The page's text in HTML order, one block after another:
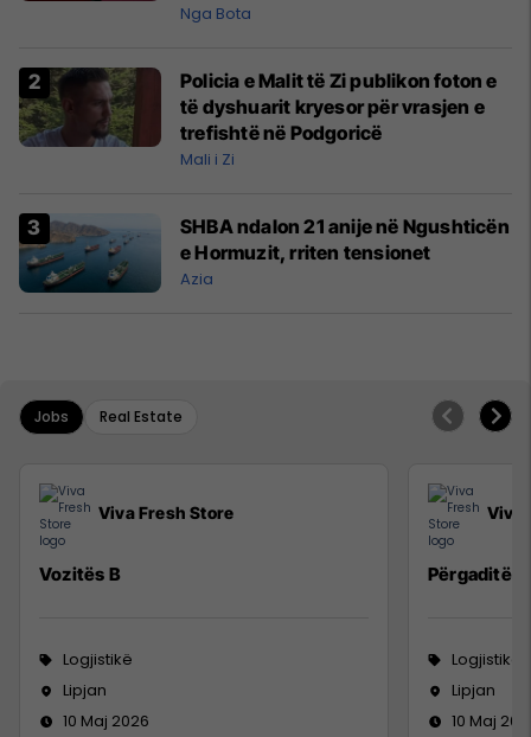
Nga Bota
Policia e Malit të Zi publikon foton e
të dyshuarit kryesor për vrasjen e
trefishtë në Podgoricë
Mali i Zi
SHBA ndalon 21 anije në Ngushticën
e Hormuzit, rriten tensionet
Azia
Jobs Real Estate
Viva Fresh Store
Vozitës B
Logjistikë
Lipjan
10 Maj 2026
Viva
Përgaditës
Logjistikë
Lipjan
10 Maj